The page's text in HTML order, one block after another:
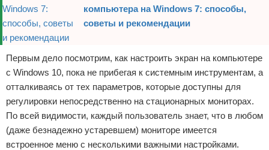
компьютера на Windows 7: способы,
советы и рекомендации
Первым дело посмотрим, как настроить экран на компьютере
с Windows 10, пока не прибегая к системным инструментам, а
отталкиваясь от тех параметров, которые доступны для
регулировки непосредственно на стационарных мониторах.
По всей видимости, каждый пользователь знает, что в любом
(даже безнадежно устаревшем) мониторе имеется
встроенное меню с несколькими важными настройками.